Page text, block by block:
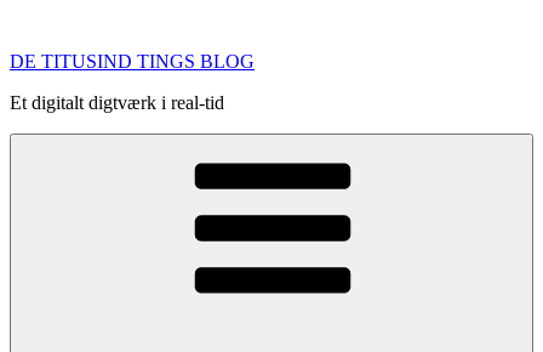
indhold
DE TITUSIND TINGS BLOG
Et digitalt digtværk i real-tid